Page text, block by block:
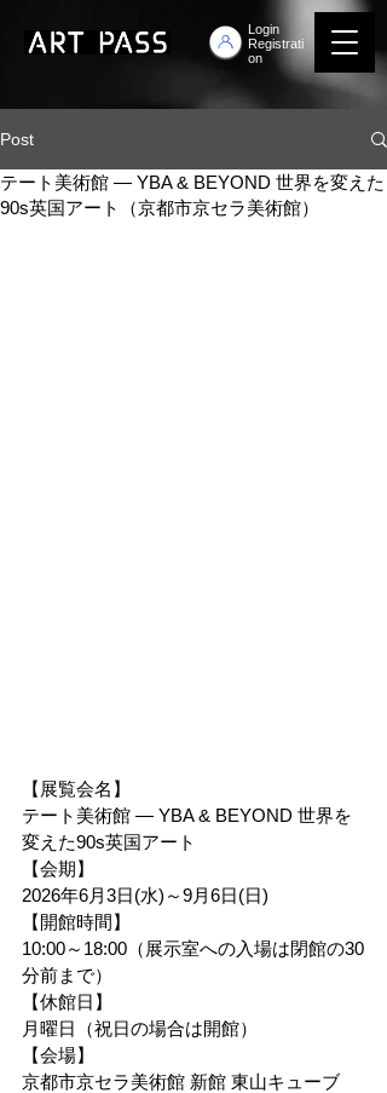
Login
Registrati
on
Post
テート美術館 ― YBA & BEYOND 世界を変えた
90s英国アート（京都市京セラ美術館）
【展覧会名】
テート美術館 ― YBA & BEYOND 世界を
変えた90s英国アート
【会期】
2026年6月3日(水)～9月6日(日)
【開館時間】
10:00～18:00（展示室への入場は閉館の30
分前まで）
【休館日】
月曜日（祝日の場合は開館）
【会場】
京都市京セラ美術館 新館 東山キューブ